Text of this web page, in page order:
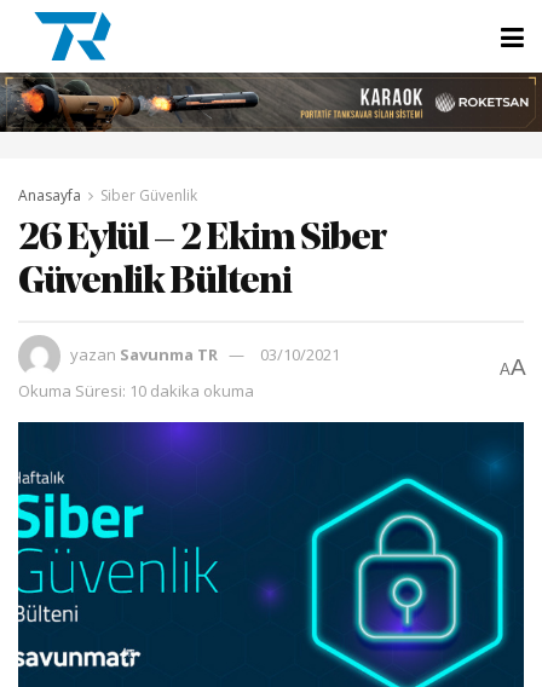
Anasayfa Siber Güvenlik
26 Eylül – 2 Ekim Siber
Güvenlik Bülteni
yazan Savunma TR
03/10/2021
Okuma Süresi: 10 dakika okuma
AA